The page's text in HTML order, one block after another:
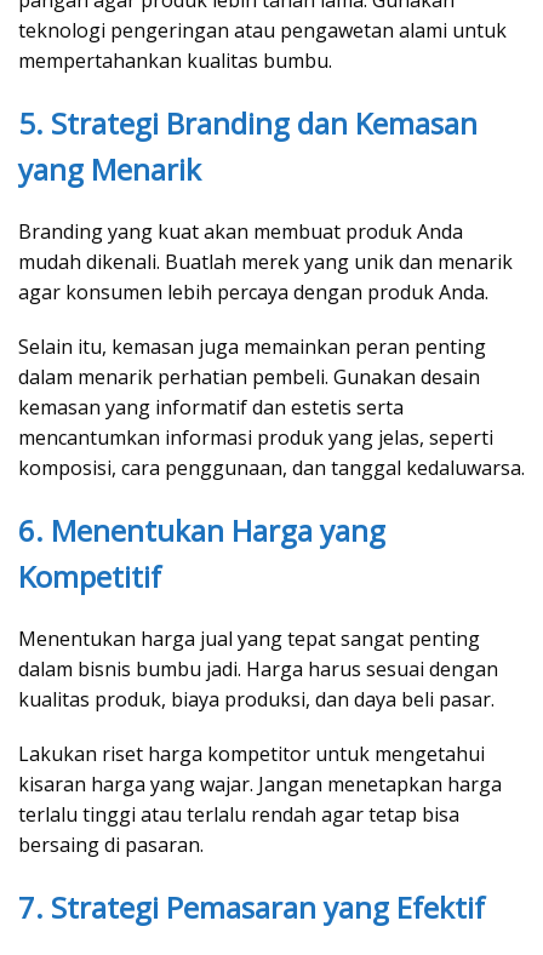
teknologi pengeringan atau pengawetan alami untuk
mempertahankan kualitas bumbu.
5. Strategi Branding dan Kemasan
yang Menarik
Branding yang kuat akan membuat produk Anda
mudah dikenali. Buatlah merek yang unik dan menarik
agar konsumen lebih percaya dengan produk Anda.
Selain itu, kemasan juga memainkan peran penting
dalam menarik perhatian pembeli. Gunakan desain
kemasan yang informatif dan estetis serta
mencantumkan informasi produk yang jelas, seperti
komposisi, cara penggunaan, dan tanggal kedaluwarsa.
6. Menentukan Harga yang
Kompetitif
Menentukan harga jual yang tepat sangat penting
dalam bisnis bumbu jadi. Harga harus sesuai dengan
kualitas produk, biaya produksi, dan daya beli pasar.
Lakukan riset harga kompetitor untuk mengetahui
kisaran harga yang wajar. Jangan menetapkan harga
terlalu tinggi atau terlalu rendah agar tetap bisa
bersaing di pasaran.
7. Strategi Pemasaran yang Efektif